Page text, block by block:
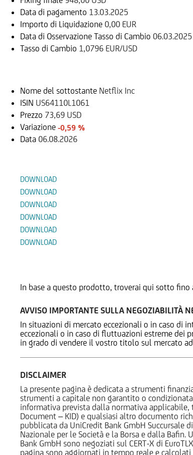
Data di pagamento 13.03.2025
Importo di Liquidazione 0,00 EUR
Data di Osservazione Tasso di Cambio 06.03.2025
Tasso di Cambio 1,0796 EUR/USD
Nome del sottostante Netflix Inc
ISIN US64110L1061
Prezzo 73,69 USD
Variazione -0,59 %
Data 06.08.2026
DOWNLOAD
DOWNLOAD
DOWNLOAD
DOWNLOAD
DOWNLOAD
DOWNLOAD
In base a questo prodotto, troverai qui sotto
AVVISO IMPORTANTE SULLA NEGOZIABILITÀ
In situazioni di mercato eccezionali o in caso di
eccezionali o in caso di fluttuazioni estreme dei
in grado di vendere il vostro titolo sul mercato
DISCLAIMER
La presente pagina è dedicata a strumenti
strumenti a capitale non garantito o
informativa prevista dalla normativa
Document – KID) e qualsiasi altro documento
pubblicata da UniCredit Bank GmbH Succursale
Nazionale per le Società e la Borsa e dalla
Bank GmbH sono negoziati sul CERT-X di
pagina sono aggiornati in tempo reale e